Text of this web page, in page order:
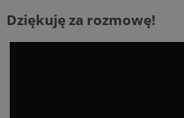
Dziękuję za rozmowę!